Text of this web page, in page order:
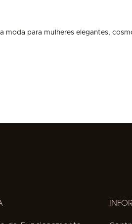
moda para mulheres elegantes,